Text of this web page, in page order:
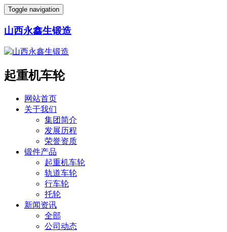
Toggle navigation
山西永鑫生锻造
起重机车轮
网站首页
关于我们
集团简介
发展历程
荣誉资质
锻件产品
起重机车轮
轨道车轮
行车轮
托轮
新闻资讯
全部
公司动态